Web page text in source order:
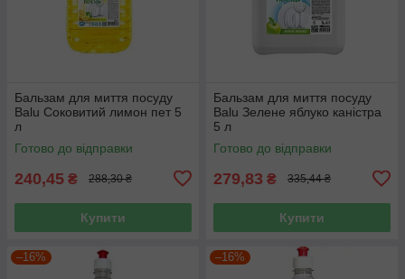
Бальзам для миття посуду
Balu Соковитий лимон пет 5
л
Готово до відправки
240,45 ₴ 288,30 ₴
Купити
Бальзам для миття посуду
Balu Зелене яблуко каністра
5 л
Готово до відправки
279,83 ₴ 335,44 ₴
Купити
–16% –16%